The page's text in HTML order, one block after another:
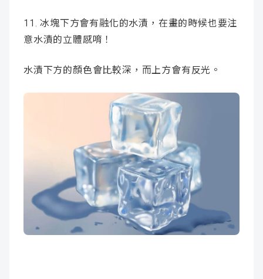
11. 冰塊下方會有融化的水漬，在畫的時候也要注
意水漬的立體感唷！
水漬下方的顏色會比較深，而上方會有反光。